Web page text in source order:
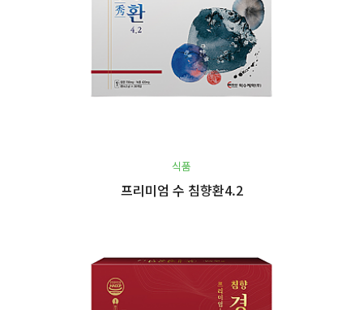
식품
프리미엄 수 침향환4.2